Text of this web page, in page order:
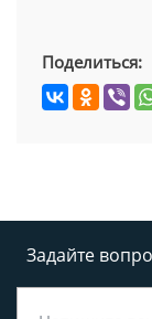
Поделиться:
Задайте